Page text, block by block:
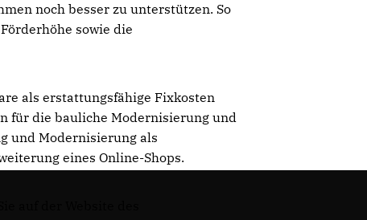
noch besser zu unterstützen. So
sowie die
als erstattungsfähige Fixkosten
für die bauliche Modernisierung und
und Modernisierung als
eines Online-Shops.
auf der Website des